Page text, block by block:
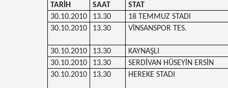
TARİH SAAT
STAT
30.10.2010
13.30
18 TEMMUZ STADI
30.10.2010
13.30 VİNSANSPOR TES.
30.10.2010 13.30
KAYNAŞLI
30.10.2010
13.30
SERDİVAN HÜSEYİN ERSİN
30.10.2010
13.30 HEREKE STADI